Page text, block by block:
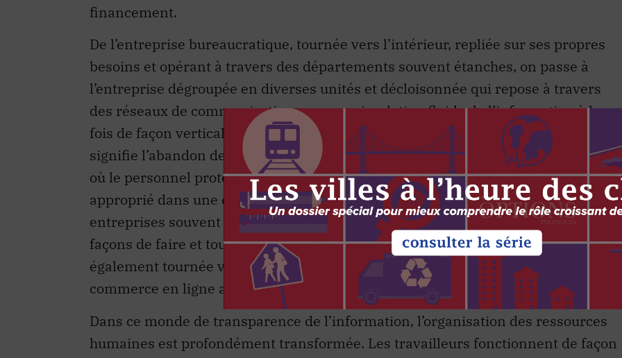
financement.
De l’entreprise bureaucratique, tournée vers l’intérieur, repliée sur ses propres
besoins et opérant à travers des départements souvent étanches, on passe à
l’entreprise dégroupée en diverses unités et décloisonnée qui repose à travers
des réseaux de communication, sur une circulation fluide de l’information à la
fois de façon verticale et horizontale. Une circulation horizontale de l’information
signifie l’abandon de l’architecture organisationnelle fondée sur les
où le personnel protégeait l’information. Le fonctionnement en « silo » n’est plus
approprié dans une entreprise-réseau. Il s’agit ici d’une des transformations des
entreprises souvent difficiles à implanter parce qu’elle s’attaque à des vieilles
façons de faire et touche la culture des organisations. La firme en réseau est
également tournée vers l’extérieur et à l’écoute du marché et opère en mode de
commerce en ligne avec ses soustraitants, partenaires et clients.
Dans ce monde de transparence de l’information, l’organisation des ressources
humaines est profondément transformée. Les travailleurs fonctionnent de façon